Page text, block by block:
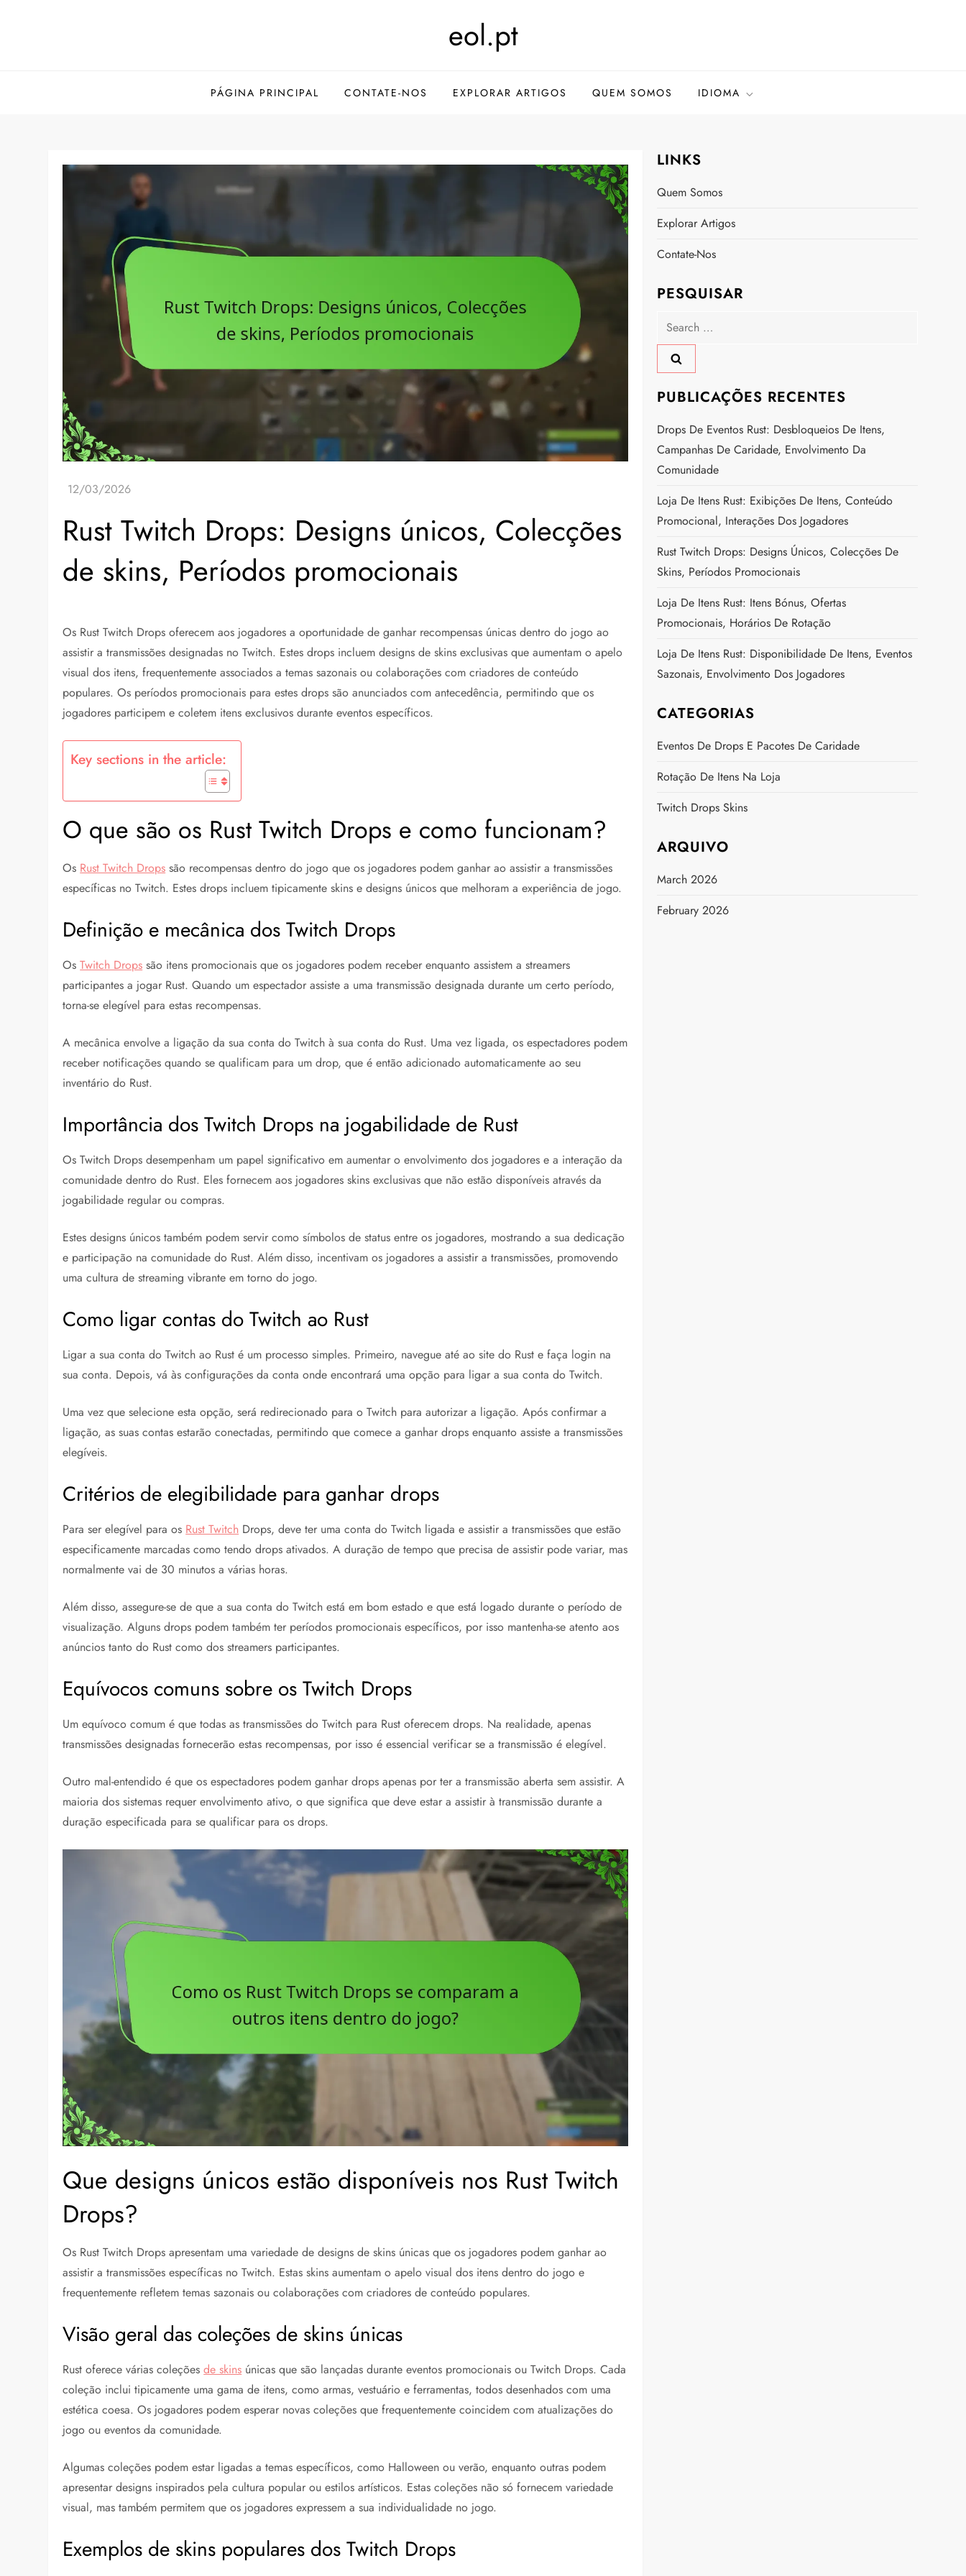
eol.pt
PÁGINA PRINCIPAL CONTATE-NOS EXPLORAR ARTIGOS QUEM SOMOS IDIOMA
Rust Twitch Drops: Designs únicos, Colecções
de skins, Períodos promocionais
Os Rust Twitch Drops oferecem aos jogadores a oportunidade de ganhar recompensas únicas dentro do jogo ao
assistir a transmissões designadas no Twitch. Estes drops incluem designs de skins exclusivas que aumentam o apelo
visual dos itens, frequentemente associados a temas sazonais ou colaborações com criadores de conteúdo
populares. Os períodos promocionais para estes drops são anunciados com antecedência, permitindo que os
jogadores participem e coletem itens exclusivos durante eventos específicos.
Key sections in the article:
O que são os Rust Twitch Drops e como funcionam?
Os Rust Twitch Drops são recompensas dentro do jogo que os jogadores podem ganhar ao assistir a transmissões
específicas no Twitch. Estes drops incluem tipicamente skins e designs únicos que melhoram a experiência de jogo.
Definição e mecânica dos Twitch Drops
OsTwitch Drops são itens promocionais que os jogadores podem receber enquanto assistem a streamers
participantes a jogar Rust. Quando um espectador assiste a uma transmissão designada durante um certo período,
torna-se elegível para estas recompensas.
A mecânica envolve a ligação da sua conta do Twitch à sua conta do Rust. Uma vez ligada, os espectadores podem
receber notificações quando se qualificam para um drop, que é então adicionado automaticamente ao seu
inventário do Rust.
Importância dos Twitch Drops na jogabilidade de Rust
Os Twitch Drops desempenham um papel significativo em aumentar o envolvimento dos jogadores e a interação da
comunidade dentro do Rust. Eles fornecem aos jogadores skins exclusivas que não estão disponíveis através da
jogabilidade regular ou compras.
Estes designs únicos também podem servir como símbolos de status entre os jogadores, mostrando a sua dedicação
e participação na comunidade do Rust. Além disso, incentivam os jogadores a assistir a transmissões, promovendo
uma cultura de streaming vibrante em torno do jogo.
Como ligar contas do Twitch ao Rust
Ligar a sua conta do Twitch ao Rust é um processo simples. Primeiro, navegue até ao site do Rust e faça login na
sua conta. Depois, vá às configurações da conta onde encontrará uma opção para ligar a sua conta do Twitch.
Uma vez que selecione esta opção, será redirecionado para o Twitch para autorizar a ligação. Após confirmar a
ligação, as suas contas estarão conectadas, permitindo que comece a ganhar drops enquanto assiste a transmissões
elegíveis.
Critérios de elegibilidade para ganhar drops
Para ser elegível para os Rust Twitch Drops, deve ter uma conta do Twitch ligada e assistir a transmissões que estão
especificamente marcadas como tendo drops ativados. A duração de tempo que precisa de assistir pode variar, mas
normalmente vai de 30 minutos a várias horas.
Além disso, assegure-se de que a sua conta do Twitch está em bom estado e que está logado durante o período de
visualização. Alguns drops podem também ter períodos promocionais específicos, por isso mantenha-se atento aos
anúncios tanto do Rust como dos streamers participantes.
Equívocos comuns sobre os Twitch Drops
Um equívoco comum é que todas as transmissões do Twitch para Rust oferecem drops. Na realidade, apenas
transmissões designadas fornecerão estas recompensas, por isso é essencial verificar se a transmissão é elegível.
Outro mal-entendido é que os espectadores podem ganhar drops apenas por ter a transmissão aberta sem assistir. A
maioria dos sistemas requer envolvimento ativo, o que significa que deve estar a assistir à transmissão durante a
duração especificada para se qualificar para os drops.
Que designs únicos estão disponíveis nos Rust Twitch
Drops?
Os Rust Twitch Drops apresentam uma variedade de designs de skins únicas que os jogadores podem ganhar ao
assistir a transmissões específicas no Twitch. Estas skins aumentam o apelo visual dos itens dentro do jogo e
frequentemente refletem temas sazonais ou colaborações com criadores de conteúdo populares.
Visão geral das coleções de skins únicas
Rust oferece várias coleçõesde skins únicas que são lançadas durante eventos promocionais ou Twitch Drops. Cada
coleção inclui tipicamente uma gama de itens, como armas, vestuário e ferramentas, todos desenhados com uma
estética coesa. Os jogadores podem esperar novas coleções que frequentemente coincidem com atualizações do
jogo ou eventos da comunidade.
Algumas coleções podem estar ligadas a temas específicos, como Halloween ou verão, enquanto outras podem
apresentar designs inspirados pela cultura popular ou estilos artísticos. Estas coleções não só fornecem variedade
visual, mas também permitem que os jogadores expressem a sua individualidade no jogo.
Exemplos de skins populares dos Twitch Drops
LINKS
Quem Somos
Explorar Artigos
Contate-Nos
PESQUISAR
Search
for:
PUBLICAÇÕES RECENTES
Drops De Eventos Rust: Desbloqueios De Itens,
Campanhas De Caridade, Envolvimento Da
Comunidade
Loja De Itens Rust: Exibições De Itens, Conteúdo
Promocional, Interações Dos Jogadores
Rust Twitch Drops: Designs Únicos, Colecções De
Skins, Períodos Promocionais
Loja De Itens Rust: Itens Bónus, Ofertas
Promocionais, Horários De Rotação
Loja De Itens Rust: Disponibilidade De Itens, Eventos
Sazonais, Envolvimento Dos Jogadores
CATEGORIAS
Eventos De Drops E Pacotes De Caridade
Rotação De Itens Na Loja
Twitch Drops Skins
ARQUIVO
March 2026
February 2026